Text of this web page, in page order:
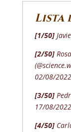
Lista
[1/50]
[2/50]
02/08/2022
[3/50]
17/08/2022
[4/50]